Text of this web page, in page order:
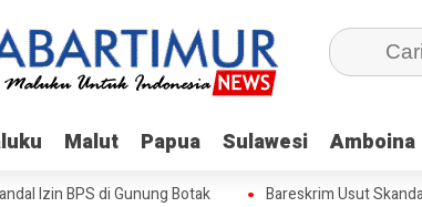
Malut Papua Sulawesi Amboina
Malut Papua Sulawesi Amboina
Izin BPS di Gunung Botak Bareskrim Usut Skandal